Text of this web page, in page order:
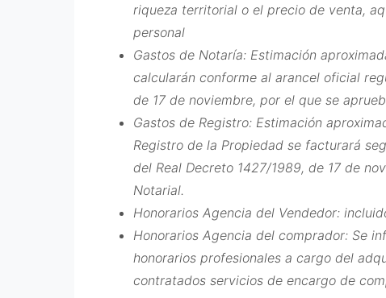
riqueza territorial o el precio de venta,
personal
Gastos de Notaría: Estimación
calcularán conforme al arancel oficial
de 17 de noviembre, por el que se
Gastos de Registro: Estimación
Registro de la Propiedad se facturará
del Real Decreto 1427/1989, de 17 de
Notarial.
Honorarios Agencia del Vendedor:
Honorarios Agencia del comprador: Se
honorarios profesionales a cargo del
contratados servicios de encargo de